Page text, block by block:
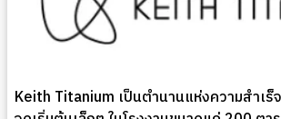
Keith Titanium เป็นตำนานแห่งความสำเร็